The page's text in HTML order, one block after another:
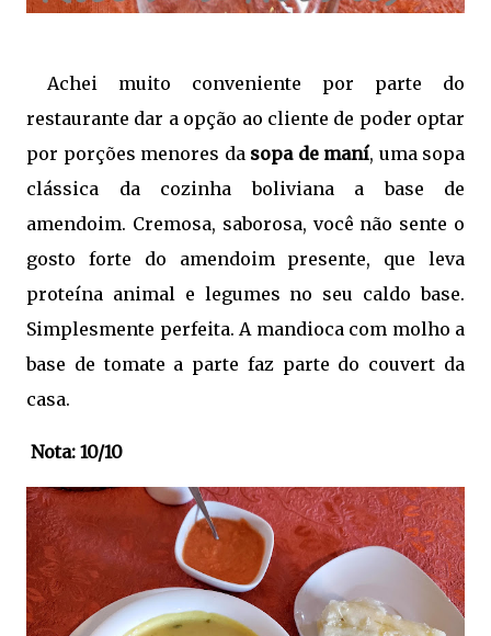
Achei muito conveniente por parte do
restaurante dar a opção ao cliente de poder optar
por porções menores da sopa de maní, uma sopa
clássica da cozinha boliviana a base de
amendoim. Cremosa, saborosa, você não sente o
gosto forte do amendoim presente, que leva
proteína animal e legumes no seu caldo base.
Simplesmente perfeita. A mandioca com molho a
base de tomate a parte faz parte do couvert da
casa.
Nota: 10/10